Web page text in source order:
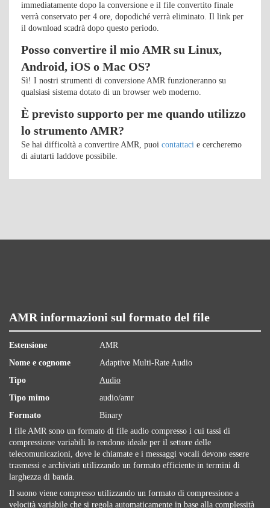
immediatamente dopo la conversione e il file convertito finale
verrà conservato per 4 ore, dopodiché verrà eliminato. Il link per
il download scadrà dopo questo periodo.
Posso convertire il mio AMR su Linux,
Android, iOS o Mac OS?
Sì! I nostri strumenti di conversione AMR funzioneranno su
qualsiasi sistema dotato di un browser web moderno.
È previsto supporto per me quando utilizzo
lo strumento AMR?
Se hai difficoltà a convertire AMR, puoi contattaci e cercheremo
di aiutarti laddove possibile.
AMR informazioni sul formato del file
Estensione
AMR
Nome e cognome
Adaptive Multi-Rate Audio
Tipo
Audio
Tipo mimo
audio/amr
Formato
Binary
I file AMR sono un formato di file audio compresso i cui tassi di
compressione variabili lo rendono ideale per il settore delle
telecomunicazioni, dove le chiamate e i messaggi vocali devono essere
trasmessi e archiviati utilizzando un formato efficiente in termini di
larghezza di banda.
Il suono viene compresso utilizzando un formato di compressione a
velocità variabile che si regola automaticamente in base alla complessità